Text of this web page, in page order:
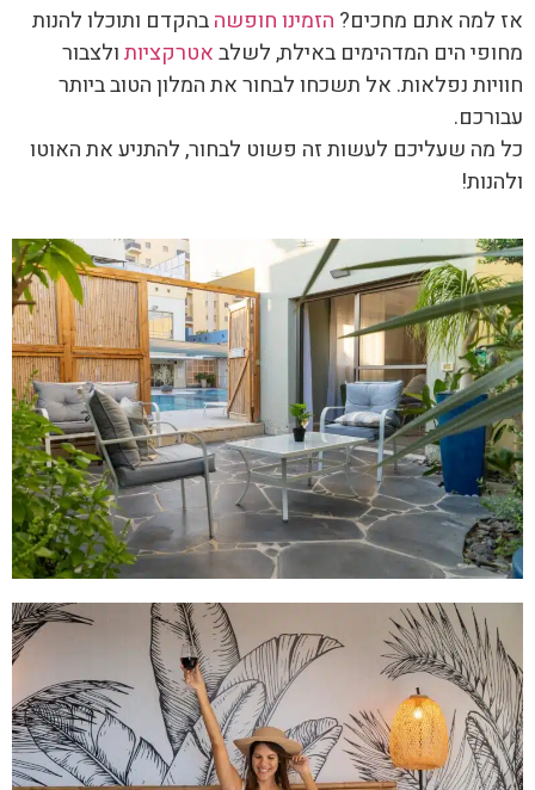
אז למה אתם מחכים? הזמינו חופשהבהקדם ותוכלו להנות
מחופי הים המדהימים באילת, לשלבאטרקציותולצבור
חוויות נפלאות. אל תשכחו לבחור את המלון הטוב ביותר
עבורכם.
כל מה שעליכם לעשות זה פשוט לבחור, להתניע את האוטו
ולהנות!